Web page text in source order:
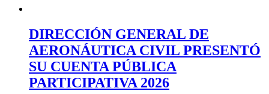
DIRECCIÓN GENERAL DE
AERONÁUTICA CIVIL PRESENTÓ
SU CUENTA PÚBLICA
PARTICIPATIVA 2026